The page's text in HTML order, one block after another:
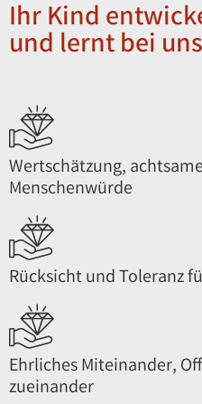
Ihr Kind
und lernt bei
Wertschätzung,
Menschenwürde
Rücksicht und Toleranz
Ehrliches Miteinander,
zueinander